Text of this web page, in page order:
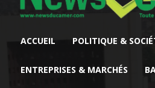
ACCUEIL POLITIQUE &
ENTREPRISES & MARCHÉS